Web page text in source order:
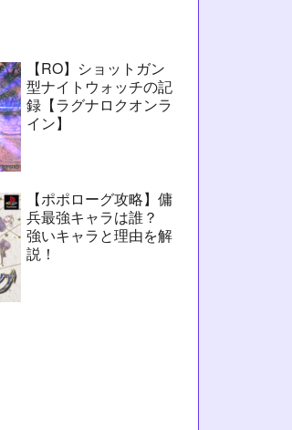
【RO】ショットガン
型ナイトウォッチの記
録【ラグナロクオンラ
イン】
【ポポローグ攻略】傭
兵最強キャラは誰？
強いキャラと理由を解
説！